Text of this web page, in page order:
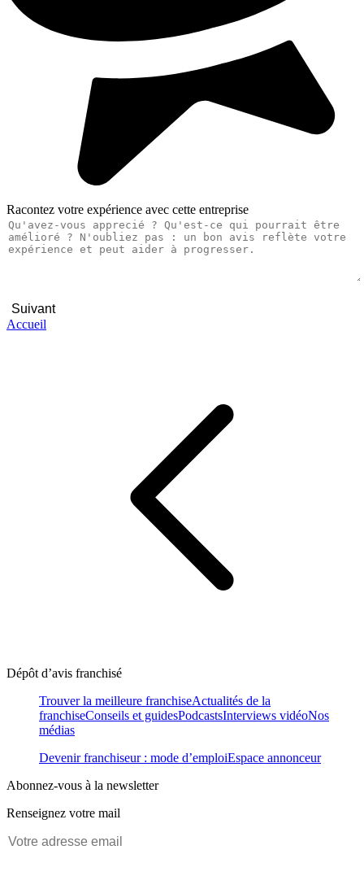
Racontez votre expérience avec cette entreprise
Suivant
Accueil
Dépôt d’avis franchisé
Trouver la meilleure franchiseActualités de la
franchiseConseils et guidesPodcastsInterviews vidéoNos
médias
Devenir franchiseur : mode d’emploiEspace annonceur
Abonnez-vous à la newsletter
Renseignez votre mail